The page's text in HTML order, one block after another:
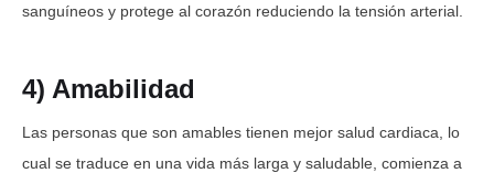
sanguíneos y protege al corazón reduciendo la tensión arterial.
4) Amabilidad
Las personas que son amables tienen mejor salud cardiaca, lo
cual se traduce en una vida más larga y saludable, comienza a